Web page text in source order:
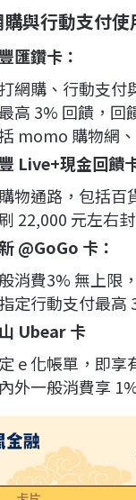
與行動支付
匯鑽卡：
網購、行動支付
高 3% 回饋，回
momo 購物網
Live+現金回饋
物通路，包括百
22,000 元左右封
@GoGo 卡：
消費3% 無上限
定行動支付最高
Ubear 卡
e 化帳單，即享
外一般消費享